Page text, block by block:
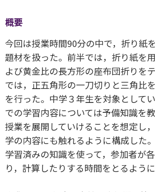
概要
今回は授業時間90分の中で，折り紙
題材を扱った。前半では，折り紙を
よび黄金比の長方形の座布団折りを
では，正五角形の一刀切りと三角比
を行った。中学３年生を対象として
での学習内容については予備知識を
授業を展開していけることを想定し
学の内容にも触れるように構成した
学習済みの知識を使って，参加者が
り，計算したりする時間をとるように